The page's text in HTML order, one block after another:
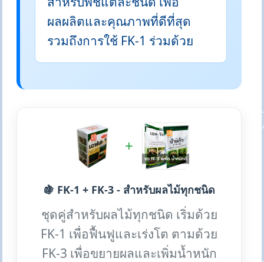
ผลผลิตและคุณภาพที่ดีที่สุด
รวมถึงการใช้ FK-1 ร่วมด้วย
+
🍇 FK-1 + FK-3 - สำหรับผลไม้ทุกชนิด
ชุดคู่สำหรับผลไม้ทุกชนิด เริ่มด้วย
FK-1 เพื่อฟื้นฟูและเร่งโต ตามด้วย
FK-3 เพื่อขยายผลและเพิ่มน้ำหนัก